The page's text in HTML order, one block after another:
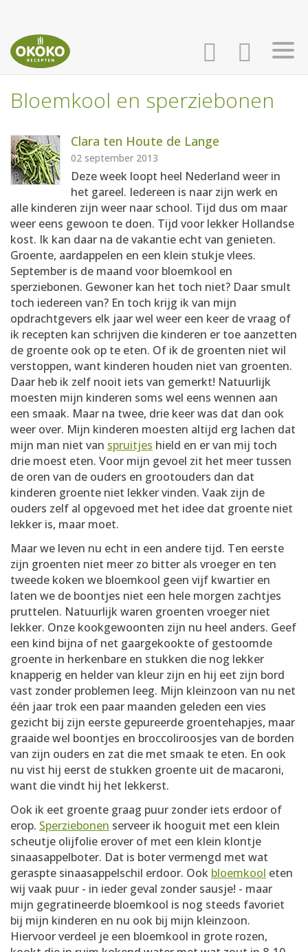
INLOGGEN
AANMELDEN
HOME
RECEPTEN
WEEKMENU'S
KOOKBOEKEN
Bloemkool en sperziebonen
Clara ten Houte de Lange
02 september 2013
Deze week loopt heel Nederland weer in
het gareel. Iedereen is naar zijn werk en
alle kinderen zijn weer naar school. Tijd dus om maar
weer eens gewoon te doen. Tijd voor lekker Hollandse
kost. Ik kan daar na de vakantie echt van genieten.
Groente, aardappelen en een klein stukje vlees.
September is de maand voor bloemkool en
sperziebonen. Gewoner kan het toch niet? Daar smult
toch iedereen van? En toch krijg ik van mijn
opdrachtgevers elk jaar wel weer een keer de vraag of
ik recepten kan schrijven die kinderen er toe aanzetten
de groente ook op te eten. Of ik de groenten niet wil
verstoppen, want kinderen houden niet van groenten.
Daar heb ik zelf nooit iets van gemerkt! Natuurlijk
moesten mijn kinderen soms wel eens wennen aan
een smaak. Maar na twee, drie keer was dat dan ook
weer over. Mijn kinderen moesten altijd erg lachen dat
mijn man niet van spruitjes hield en er van mij toch
drie moest eten. Voor mijn gevoel zit het meer tussen
de oren van de ouders en grootouders dan dat
kinderen groente niet lekker vinden. Vaak zijn de
ouders zelf al opgevoed met het idee dat groente niet
lekker is, maar moet.
Maar we leven nu echt in een andere tijd. Ten eerste
zijn groenten niet meer zo bitter als vroeger en ten
tweede koken we bloemkool geen vijf kwartier en
laten we de boontjes niet een hele morgen zachtjes
pruttelen. Natuurlijk waren groenten vroeger niet
lekker. Onze kookgewoonten zijn nu heel anders. Geef
een kind bijna of net gaargekookte of gestoomde
groente in herkenbare en stukken die nog lekker
knapperig en helder van kleur zijn en hij eet zijn bord
vast zonder problemen leeg. Mijn kleinzoon van nu net
één jaar trok een paar maanden geleden een vies
gezicht bij zijn eerste gepureerde groentehapjes, maar
graaide wel boontjes en broccoliroosjes van de borden
van zijn ouders en zat die met smaak te eten. En ook
nu vist hij eerst de stukken groente uit de macaroni,
want die vindt hij het lekkerst.
Ook ik eet groente graag puur zonder iets erdoor of
erop. Sperziebonen serveer ik hooguit met een klein
scheutje olijfolie erover of met een klein klontje
sinaasappelboter. Dat is boter vermengd met wat
geraspte sinaasappelschil erdoor. Ook bloemkool eten
wij vaak puur - in ieder geval zonder sausje! - maar
mijn gegratineerde bloemkool is nog steeds favoriet
bij mijn kinderen en nu ook bij mijn kleinzoon.
Hiervoor verdeel je een bloemkool in grote rozen,